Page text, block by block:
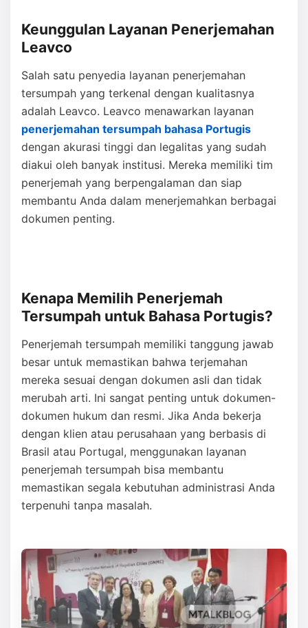
Keunggulan Layanan Penerjemahan
Leavco
Salah satu penyedia layanan penerjemahan
tersumpah yang terkenal dengan kualitasnya
adalah Leavco. Leavco menawarkan layanan
penerjemahan tersumpah bahasa Portugis
dengan akurasi tinggi dan legalitas yang sudah
diakui oleh banyak institusi. Mereka memiliki tim
penerjemah yang berpengalaman dan siap
membantu Anda dalam menerjemahkan berbagai
dokumen penting.
Kenapa Memilih Penerjemah
Tersumpah untuk Bahasa Portugis?
Penerjemah tersumpah memiliki tanggung jawab
besar untuk memastikan bahwa terjemahan
mereka sesuai dengan dokumen asli dan tidak
merubah arti. Ini sangat penting untuk dokumen-
dokumen hukum dan resmi. Jika Anda bekerja
dengan klien atau perusahaan yang berbasis di
Brasil atau Portugal, menggunakan layanan
penerjemah tersumpah bisa membantu
memastikan segala kebutuhan administrasi Anda
terpenuhi tanpa masalah.